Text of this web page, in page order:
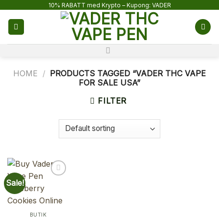
content
10% RABATT med Krypto – Kupong: VADER
HOME / PRODUCTS TAGGED “VADER THC VAPE
FOR SALE USA”
FILTER
Sale!
BUTIK